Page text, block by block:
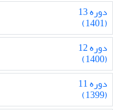
دوره 13
(1401)
دوره 12
(1400)
دوره 11
(1399)